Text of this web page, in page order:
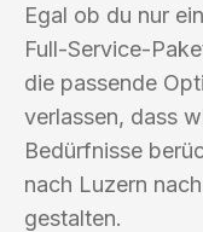
Egal ob du nur
Full-Service-
die passende
verlassen, dass
Bedürfnisse
nach Luzern
gestalten.